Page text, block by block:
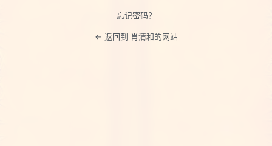
忘记密码？
← 返回到 肖清和的网站